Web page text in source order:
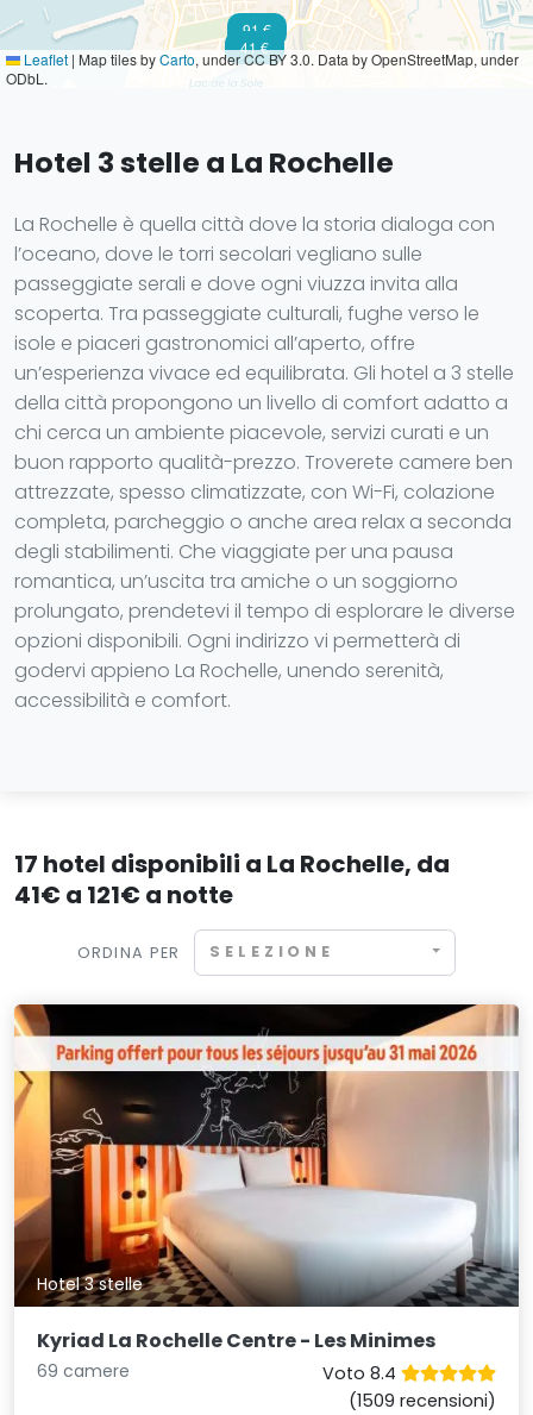
41 €
91 €
Leaflet | Map tiles byCarto, under CC BY 3.0. Data by OpenStreetMap, under
ODbL.
Hotel 3 stelle a La Rochelle
La Rochelle è quella città dove la storia dialoga con
l’oceano, dove le torri secolari vegliano sulle
passeggiate serali e dove ogni viuzza invita alla
scoperta. Tra passeggiate culturali, fughe verso le
isole e piaceri gastronomici all’aperto, offre
un’esperienza vivace ed equilibrata. Gli hotel a 3 stelle
della città propongono un livello di comfort adatto a
chi cerca un ambiente piacevole, servizi curati e un
buon rapporto qualità-prezzo. Troverete camere ben
attrezzate, spesso climatizzate, con Wi-Fi, colazione
completa, parcheggio o anche area relax a seconda
degli stabilimenti. Che viaggiate per una pausa
romantica, un’uscita tra amiche o un soggiorno
prolungato, prendetevi il tempo di esplorare le diverse
opzioni disponibili. Ogni indirizzo vi permetterà di
godervi appieno La Rochelle, unendo serenità,
accessibilità e comfort.
17 hotel disponibili a La Rochelle, da
41€ a 121€ a notte
ORDINA PER SELEZIONE
Hotel 3 stelle
Kyriad La Rochelle Centre - Les Minimes
69 camere
Voto 8.4
(1509 recensioni)